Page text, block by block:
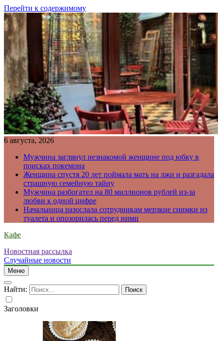
Перейти к содержимому
6 августа, 2026
Мужчина заглянул незнакомой женщине под юбку в
поисках покемона
Женщина спустя 20 лет поймала мать на лжи и разгадала
страшную семейную тайну
Мужчина разбогател на 80 миллионов рублей из-за
любви к одной цифре
Начальница разослала сотрудникам мерзкие снимки из
туалета и опозорилась перед ними
Кафе
Новостная рассылка
Случайные новости
Меню
Найти:
Заголовки